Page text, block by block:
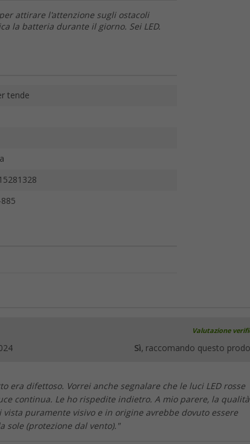
attirare l'attenzione sugli ostacoli
la batteria durante il giorno. Sei LED.
tende
Valutazione
Sì, raccomando questo
era difettoso. Vorrei anche segnalare che le luci LED rosse
continua. Le ho rispedite indietro. A mio parere, la
puramente visivo e in origine avrebbe dovuto essere
sole (protezione dal vento)."